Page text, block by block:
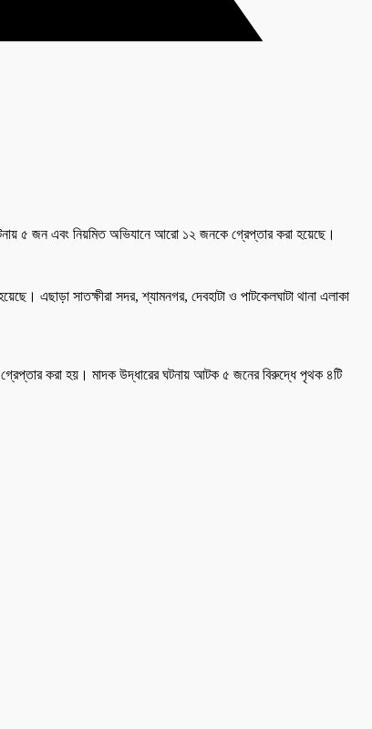
৫ জন এবং নিয়মিত অভিযানে আরো ১২ জনকে গ্রেপ্তার করা হয়েছে।
এছাড়া সাতক্ষীরা সদর, শ্যামনগর, দেবহাটা ও পাটকেলঘাটা থানা এলাকা
গ্রেপ্তার করা হয়। মাদক উদ্ধারের ঘটনায় আটক ৫ জনের বিরুদ্ধে পৃথক ৪টি